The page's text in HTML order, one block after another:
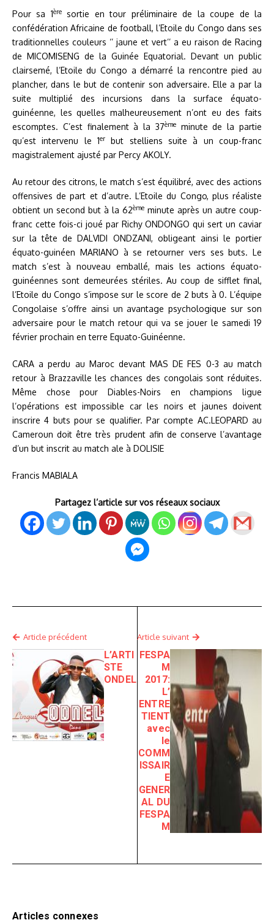
Pour sa 1èresortie en tour préliminaire de la coupe de la
confédération Africaine de football, l’Etoile du Congo dans ses
traditionnelles couleurs ‘’ jaune et vert’’ a eu raison de Racing
de MICOMISENG de la Guinée Equatorial. Devant un public
clairsemé, l’Etoile du Congo a démarré la rencontre pied au
plancher, dans le but de contenir son adversaire. Elle a par la
suite multiplié des incursions dans la surface équato-
guinéenne, les quelles malheureusement n’ont eu des faits
escomptes. C’est finalement à la 37èmeminute de la partie
qu’est intervenu le 1er
but stelliens suite à un coup-franc
magistralement ajusté par Percy AKOLY.
Au retour des citrons, le match s’est équilibré, avec des actions
offensives de part et d’autre. L’Etoile du Congo, plus réaliste
obtient un second but à la 62ème minute après un autre coup-
franc cette fois-ci joué par Richy ONDONGO qui sert un caviar
sur la tête de DALVIDI ONDZANI, obligeant ainsi le portier
équato-guinéen MARIANO à se retourner vers ses buts. Le
match s’est à nouveau emballé, mais les actions équato-
guinéennes sont demeurées stériles. Au coup de sifflet final,
l’Etoile du Congo s’impose sur le score de 2 buts à 0. L’équipe
Congolaise s’offre ainsi un avantage psychologique sur son
adversaire pour le match retour qui va se jouer le samedi 19
février prochain en terre Equato-Guinéenne.
CARA a perdu au Maroc devant MAS DE FES 0-3 au match
retour à Brazzaville les chances des congolais sont réduites.
Même chose pour Diables-Noirs en champions ligue
l’opérations est impossible car les noirs et jaunes doivent
inscrire 4 buts pour se qualifier. Par compte AC.LEOPARD au
Cameroun doit être très prudent afin de conserve l’avantage
d’un but inscrit au match ale à DOLISIE
Francis MABIALA
Partagez l’article sur vos réseaux sociaux
Article précédent
L’ARTI
STE
ONDEL
Article suivant
FESPA
M
2017:
L’
ENTRE
TIENT
avec
le
COMM
ISSAIR
E
GENER
AL DU
FESPA
M
Articles connexes